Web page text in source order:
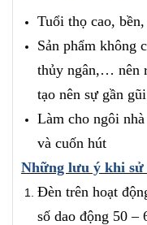
Tuổi thọ cao,
Sản phẩm không
thủy ngân,… nên
tạo nên sự gần
Làm cho ngôi
và cuốn hút
Những lưu ý khi
Đèn trên hoạt
số dao động 50 –